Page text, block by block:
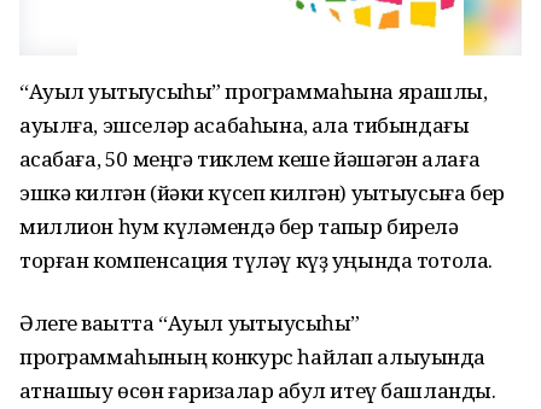
“Ауыл уҡытыусыһы” программаһына ярашлы,
ауылға, эшселәр ҡасабаһына, ҡала тибындағы
ҡасабаға, 50 меңгә тиклем кеше йәшәгән ҡалаға
эшкә килгән (йәки күсеп килгән) уҡытыусыға бер
миллион һум күләмендә бер тапҡыр бирелә
торған компенсация түләү күҙ уңында тотола.
Әлеге ваҡытта “Ауыл уҡытыусыһы”
программаһының конкурс һайлап алыуында
ҡатнашыу өсөн ғаризалар ҡабул итеү башланды.